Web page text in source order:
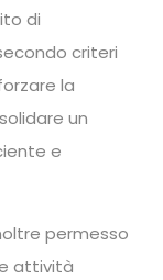
di
criteri
la
un
e
permesso
attività